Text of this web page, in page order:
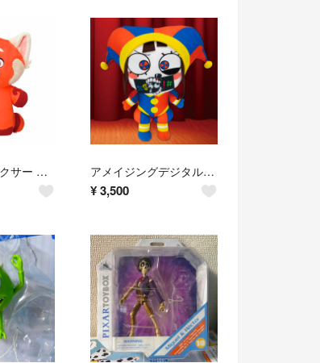
ディズニー ピクサー 私ときどきレッサーパンダ ぬいぐるみ アメイジングデジタルサーカス ポムニ ぬいぐるみ
¥3,500